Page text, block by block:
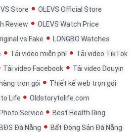
Store
OLEVS Official Store
Review
OLEVS Watch Price
vs Fake
LONGBO Watches
Tải video miễn phí
Tải video TikTok
Tải video Facebook
Tải video Douyin
trọn gói
Thiết kế web trọn gói
Life
Oldstorytolife.com
Service
Best Health Ring
Đà Nẵng
Bất Động Sản Đà Nẵng